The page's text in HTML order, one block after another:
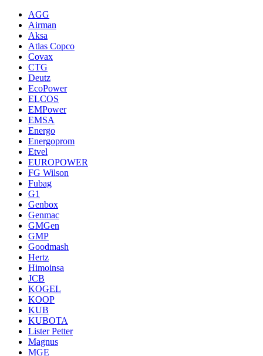
AGG
Airman
Aksa
Atlas Copco
Covax
CTG
Deutz
EcoPower
ELCOS
EMPower
EMSA
Energo
Energoprom
Etvel
EUROPOWER
FG Wilson
Fubag
G1
Genbox
Genmac
GMGen
GMP
Goodmash
Hertz
Himoinsa
JCB
KOGEL
KOOP
KUB
KUBOTA
Lister Petter
Magnus
MGE